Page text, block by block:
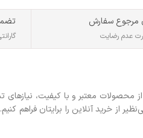
مرجوع سفارش
عدم رضایت
معتبر و با کیفیت، نیازهای
خرید آنلاین را برایتان فراهم کنیم.